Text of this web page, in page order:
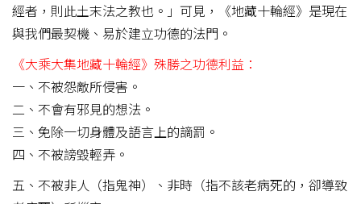
經者，則此土末法之教也。」可見，《地藏十輪經》是現在
與我們最契機、易於建立功德的法門。
《大乘大集地藏十輪經》殊勝之功德利益：
一、不被怨敵所侵害。
二、不會有邪見的想法。
三、免除一切身體及語言上的謫罰。
四、不被謗毀輕弄。
五、不被非人（指鬼神）、非時（指不該老病死的，卻導致